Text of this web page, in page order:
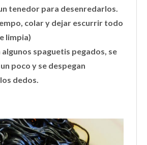
tenedor para desenredarlos.
colar y dejar escurrir todo
limpia)
algunos spaguetis pegados, se
poco y se despegan
dedos.